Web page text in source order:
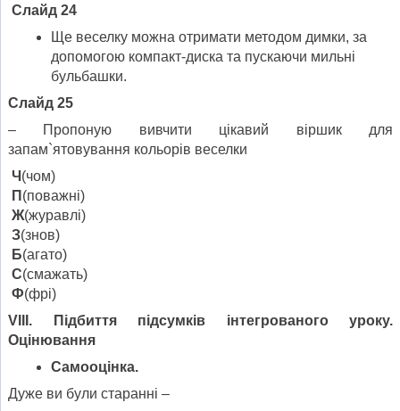
Слайд 24
Ще веселку можна отримати методом димки, за
допомогою компакт-диска та пускаючи мильні
бульбашки.
Слайд 25
– Пропоную вивчити цікавий віршик для
запам`ятовування кольорів веселки
Ч (чом)
П (поважні)
Ж(журавлі)
З(знов)
Б(агато)
С(смажать)
Ф(фрі)
V ІІІ. Підбиття підсумків інтегрованого уроку.
Оцінювання
Самооцінка.
Дуже ви були старанні –